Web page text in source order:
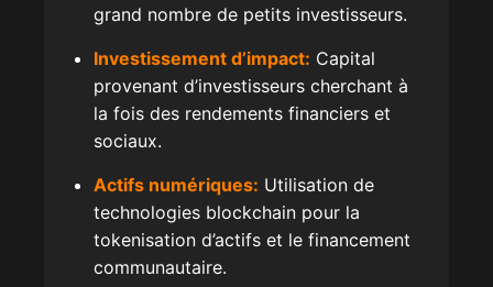
grand nombre de petits investisseurs.
Investissement d’impact: Capital
provenant d’investisseurs cherchant à
la fois des rendements financiers et
sociaux.
Actifs numériques: Utilisation de
technologies blockchain pour la
tokenisation d’actifs et le financement
communautaire.